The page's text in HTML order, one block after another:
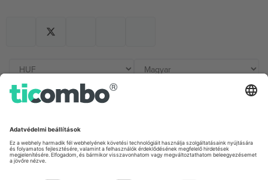
Germany
Unter den Linden 24, 10117
Berlin, Germany
United Kingdom
167 City Road, London, Greater